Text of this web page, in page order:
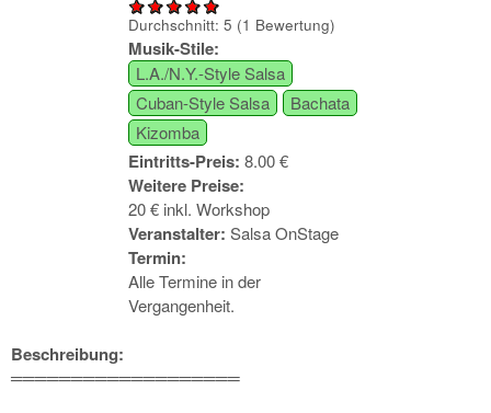
Durchschnitt: 5 (1 Bewertung)
Musik-Stile:
L.A./N.Y.-Style Salsa
Cuban-Style Salsa
Bachata
Kizomba
Eintritts-Preis: 8.00 €
Weitere Preise:
20 € inkl. Workshop
Veranstalter: Salsa OnStage
Termin:
Alle Termine in der
Vergangenheit.
Beschreibung:
═══════════════════